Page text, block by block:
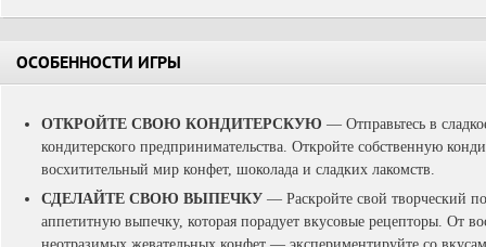
ОСОБЕННОСТИ ИГРЫ
ОТКРОЙТЕ СВОЮ КОНДИТЕРСКУЮ — Отправьтесь в
кондитерского предпринимательства. Откройте собственную
восхитительный мир конфет, шоколада и сладких лакомств.
СДЕЛАЙТЕ СВОЮ ВЫПЕЧКУ — Раскройте свой творческий
аппетитную выпечку, которая порадует вкусовые рецепторы. От